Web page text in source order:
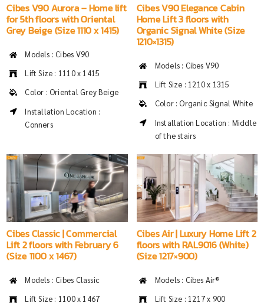
Cibes V90 Aurora – Home lift
for 5th floors with Oriental
Grey Beige (Size 1110 x 1415)
Models : Cibes V90
Lift Size : 1110 x 1415
Color : Oriental Grey Beige
Installation Location :
Conners
Cibes V90 Elegance Cabin
Home Lift 3 floors with
Organic Signal White (Size
1210×1315)
Models : Cibes V90
Lift Size : 1210 x 1315
Color : Organic Signal White
Installation Location : Middle
of the stairs
Cibes Classic | Commercial
Lift 2 floors with February 6
(Size 1100 x 1467)
Models : Cibes Classic
Lift Size : 1100 x 1467
Cibes Air | Luxury Home Lift 2
floors with RAL9016 (White)
(Size 1217×900)
Models : Cibes Air®
Lift Size : 1217 x 900